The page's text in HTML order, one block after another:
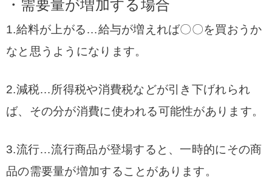
・需要量が増加する場合
1.給料が上がる…給与が増えれば〇〇を買おうか
なと思うようになります。
2.減税…所得税や消費税などが引き下げれられ
ば、その分が消費に使われる可能性があります。
3.流行…流行商品が登場すると、一時的にその商
品の需要量が増加することがあります。